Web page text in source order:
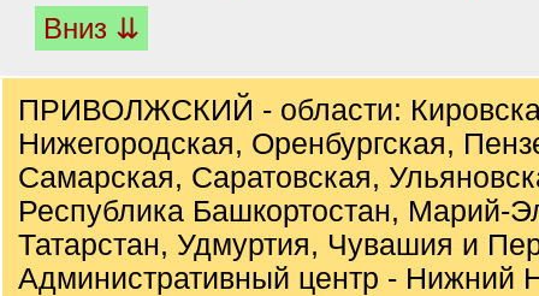
Вниз ⇊
ПРИВОЛЖСКИЙ - области:
Нижегородская, Оренбургская,
Самарская, Саратовская,
Республика Башкортостан, Марий-
Татарстан, Удмуртия, Чувашия и
Административный центр - Нижний